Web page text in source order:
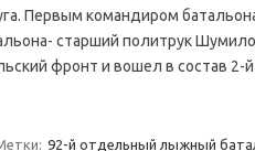
Первым командиром
старший политрук
фронт и вошел в состав
92-й отдельный лыжный